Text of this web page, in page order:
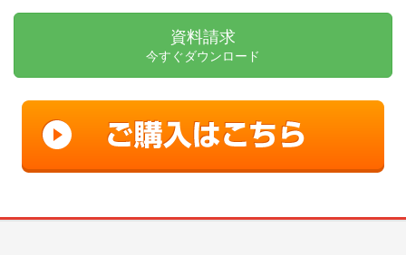
資料請求
今すぐダウンロード